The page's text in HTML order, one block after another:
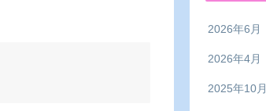
2026年6月
2026年4月
2025年10月